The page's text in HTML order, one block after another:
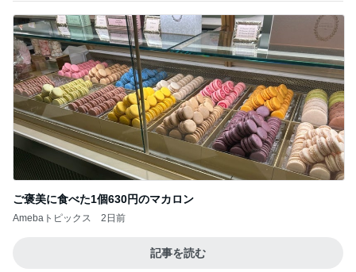
ご褒美に食べた1個630円のマカロン
Amebaトピックス 2日前
記事を読む